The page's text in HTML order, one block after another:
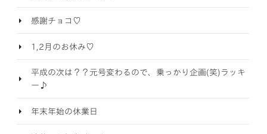
感謝チョコ♡
1,2月のお休み♡
平成の次は？？元号変わるので、乗っかり企画(笑)ラッキ
ー♪
年末年始の休業日